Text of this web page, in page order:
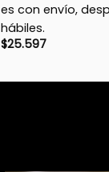
es con envío,
hábiles.
$25.597